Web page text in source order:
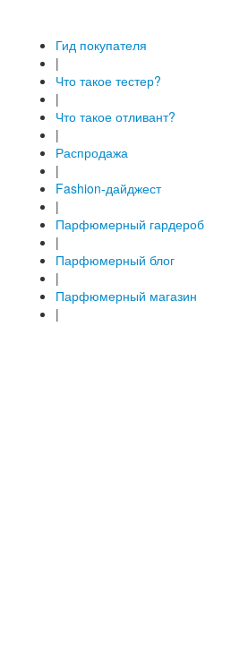
Гид покупателя
|
Что такое тестер?
|
Что такое отливант?
|
Распродажа
|
Fashion-дайджест
|
Парфюмерный гардероб
|
Парфюмерный блог
|
Парфюмерный магазин
|